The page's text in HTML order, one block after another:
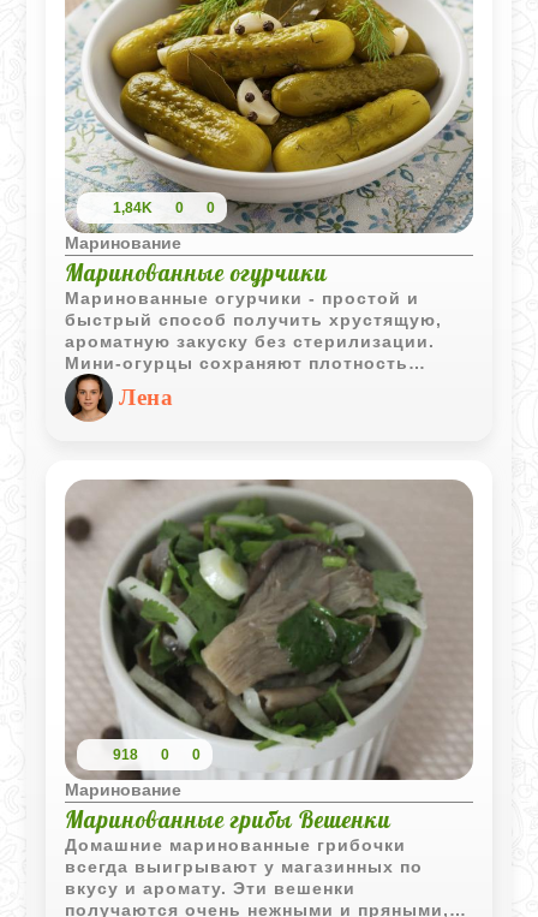
1,84K 0 0
Маринование
Маринованные огурчики
Маринованные огурчики - простой и
быстрый способ получить хрустящую,
ароматную закуску без стерилизации.
Мини‑огурцы сохраняют плотность
благодаря холодной заливке, а укроп,
чеснок и специи создают яркий,
насыщенный вкус. Уже через пару дней
идеально подходит для тех, кто любит
натуральные соленья и хочет получить
отличный результат с минимальными
усилиями.
Лена
918 0 0
Маринование
Маринованные грибы Вешенки
Домашние маринованные грибочки
всегда выигрывают у магазинных по
вкусу и аромату. Эти вешенки
получаются очень нежными и пряными, а